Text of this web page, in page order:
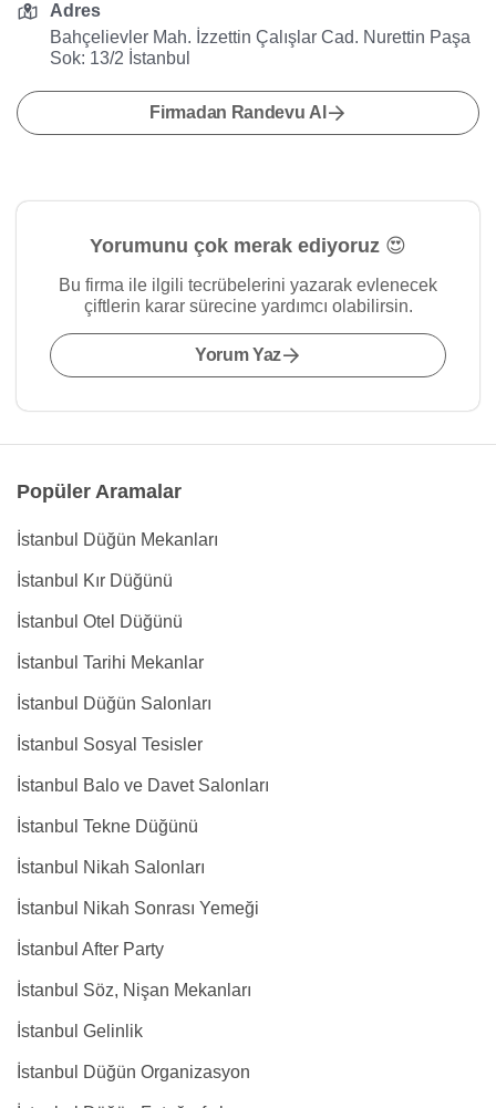
Adres
Bahçelievler Mah. İzzettin Çalışlar Cad. Nurettin Paşa
Sok: 13/2 İstanbul
Firmadan Randevu Al
Yorumunu çok merak ediyoruz 😍
Bu firma ile ilgili tecrübelerini yazarak evlenecek
çiftlerin karar sürecine yardımcı olabilirsin.
Yorum Yaz
Popüler Aramalar
İstanbul Düğün Mekanları
İstanbul Kır Düğünü
İstanbul Otel Düğünü
İstanbul Tarihi Mekanlar
İstanbul Düğün Salonları
İstanbul Sosyal Tesisler
İstanbul Balo ve Davet Salonları
İstanbul Tekne Düğünü
İstanbul Nikah Salonları
İstanbul Nikah Sonrası Yemeği
İstanbul After Party
İstanbul Söz, Nişan Mekanları
İstanbul Gelinlik
İstanbul Düğün Organizasyon